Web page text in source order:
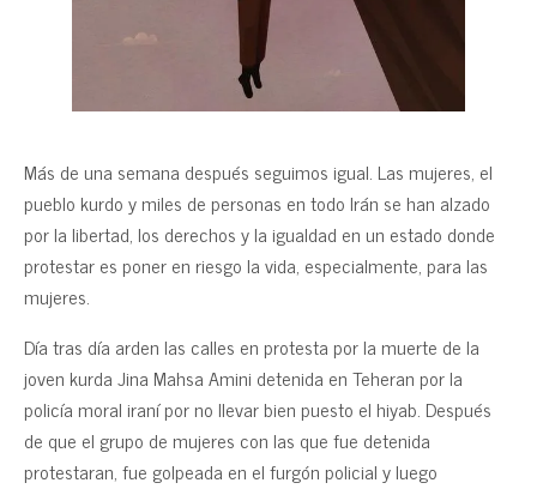
Más de una semana después seguimos igual. Las mujeres, el
pueblo kurdo y miles de personas en todo Irán se han alzado
por la libertad, los derechos y la igualdad en un estado donde
protestar es poner en riesgo la vida, especialmente, para las
mujeres.
Día tras día arden las calles en protesta por la muerte de la
joven kurda Jina Mahsa Amini detenida en Teheran por la
policía moral iraní por no llevar bien puesto el hiyab. Después
de que el grupo de mujeres con las que fue detenida
protestaran, fue golpeada en el furgón policial y luego